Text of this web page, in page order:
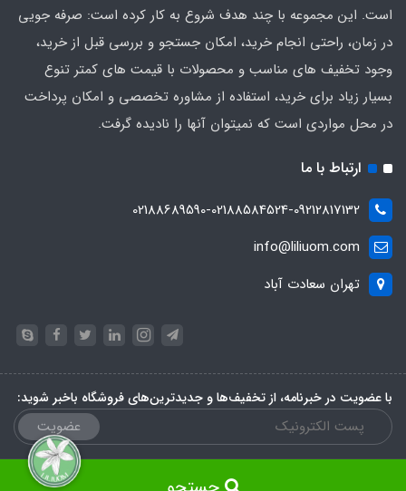
است. این مجموعه با چند هدف شروع به کار کرده است: صرفه جویی
در زمان، راحتی انجام خرید، امکان جستجو و بررسی قبل از خرید،
وجود تخفیف های مناسب و محصولات با قیمت های کمتر تنوع
بسیار زیاد برای خرید، استفاده از مشاوره تخصصی و امکان پرداخت
در محل مواردی است که نمیتوان آنها را نادیده گرفت.
ارتباط با ما
02188689590-02188584524-09212817132
info@liliuom.com
تهران سعادت آباد
با عضویت در خبرنامه، از تخفیف‌ها و جدیدترین‌های فروشگاه باخبر شوید:
عضویت
سایت پرتال